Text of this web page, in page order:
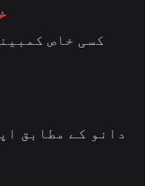
کسی خاص
دانو کے مطابق